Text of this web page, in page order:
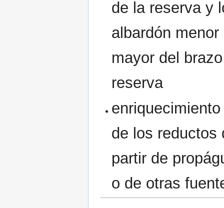
de la reserva y
albardón
mayor del
reserva
de los reductos
partir de
o de otras